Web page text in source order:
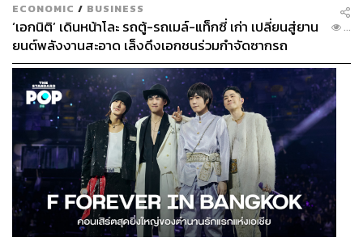
ECONOMIC / BUSINESS
‘เอกนิติ’ เดินหน้าโละ รถตู้-รถเมล์-แท็กซี่ เก่า เปลี่ยนสู่ยาน
ยนต์พลังงานสะอาด เล็งดึงเอกชนร่วมกำจัดซากรถ
...